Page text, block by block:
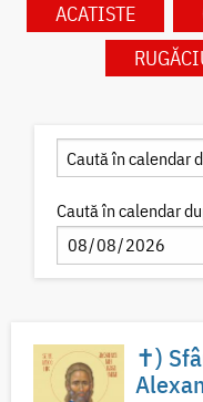
ACATISTE
Caută în calendar
✝)